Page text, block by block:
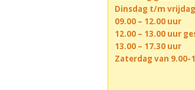
Dinsdag t/m
09.00 – 12.00 uur
12.00 – 13.00 uur
13.00 – 17.30 uur
Zaterdag van 9.00-